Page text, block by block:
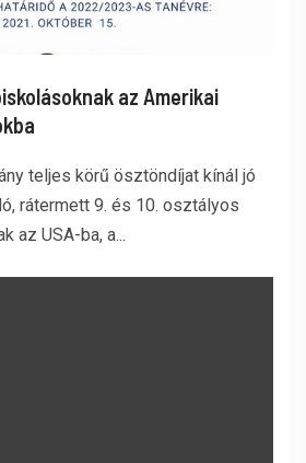
az Amerikai
teljes körű ösztöndíjat kínál jó
rátermett 9. és 10. osztályos
az USA-ba, a...